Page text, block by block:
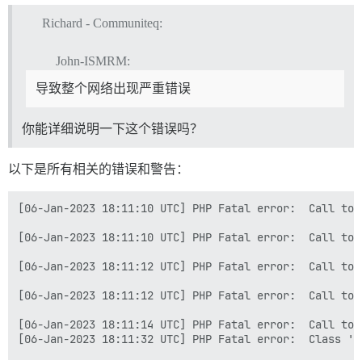
Richard - Communiteq:
John-ISMRM:
导致整个网络出现严重错误
你能详细说明一下这个错误吗？
以下是所有相关的错误和警告：
[06-Jan-2023 18:11:10 UTC] PHP Fatal error:  Call to
[06-Jan-2023 18:11:10 UTC] PHP Fatal error:  Call to
[06-Jan-2023 18:11:12 UTC] PHP Fatal error:  Call to
[06-Jan-2023 18:11:12 UTC] PHP Fatal error:  Call to
[06-Jan-2023 18:11:14 UTC] PHP Fatal error:  Call to
[06-Jan-2023 18:11:32 UTC] PHP Fatal error:  Class